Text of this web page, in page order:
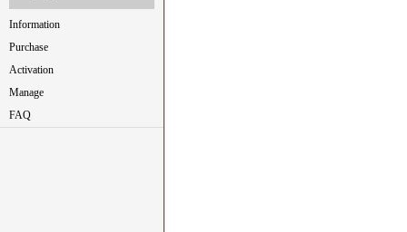
Information
Purchase
Activation
Manage
FAQ